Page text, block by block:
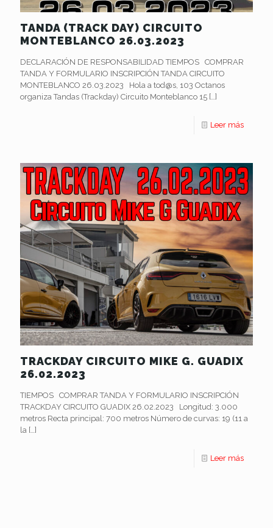
TANDA (TRACK DAY) CIRCUITO
MONTEBLANCO 26.03.2023
DECLARACIÓN DE RESPONSABILIDAD TIEMPOS COMPRAR
TANDA Y FORMULARIO INSCRIPCIÓN TANDA CIRCUITO
MONTEBLANCO 26.03.2023 Hola a tod@s, 103 Octanos
organiza Tandas (Trackday) Circuito Monteblanco 15 […]
Leer más
TRACKDAY CIRCUITO MIKE G. GUADIX
26.02.2023
TIEMPOS COMPRAR TANDA Y FORMULARIO INSCRIPCIÓN
TRACKDAY CIRCUITO GUADIX 26.02.2023 Longitud: 3.000
metros Recta principal: 700 metros Número de curvas: 19 (11 a
la […]
Leer más